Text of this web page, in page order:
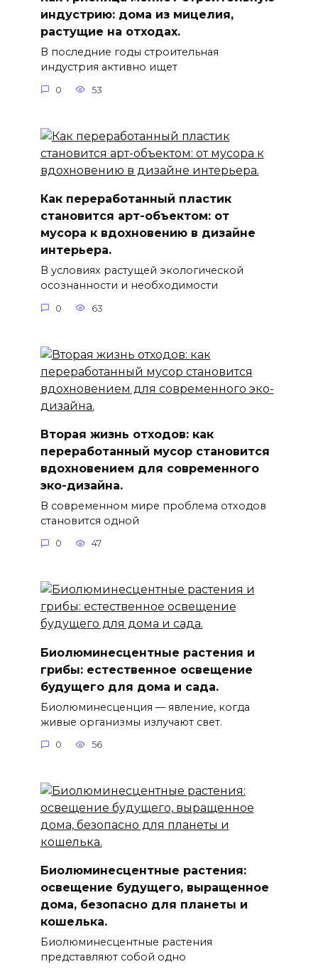
индустрию: дома из мицелия,
растущие на отходах.
В последние годы строительная
индустрия активно ищет
0 53
Как переработанный пластик
становится арт-объектом: от
мусора к вдохновению в дизайне
интерьера.
В условиях растущей экологической
осознанности и необходимости
0 63
Вторая жизнь отходов: как
переработанный мусор становится
вдохновением для современного
эко-дизайна.
В современном мире проблема отходов
становится одной
0 47
Биолюминесцентные растения и
грибы: естественное освещение
будущего для дома и сада.
Биолюминесценция — явление, когда
живые организмы излучают свет.
0 56
Биолюминесцентные растения:
освещение будущего, выращенное
дома, безопасно для планеты и
кошелька.
Биолюминесцентные растения
представляют собой одно